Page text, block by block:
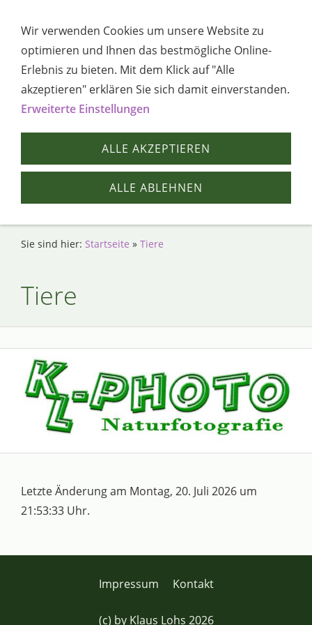
Sie sind hier: Startseite » Tiere
Tiere
Letzte Änderung am Montag, 20. Juli 2026 um
21:53:33 Uhr.
Impressum Kontakt
(c) by Klaus Lohs 2026
Wir verwenden Cookies um unsere Website zu
optimieren und Ihnen das bestmögliche Online-
Erlebnis zu bieten. Mit dem Klick auf "Alle
akzeptieren" erklären Sie sich damit einverstanden.
Erweiterte Einstellungen
ALLE AKZEPTIEREN
ALLE ABLEHNEN